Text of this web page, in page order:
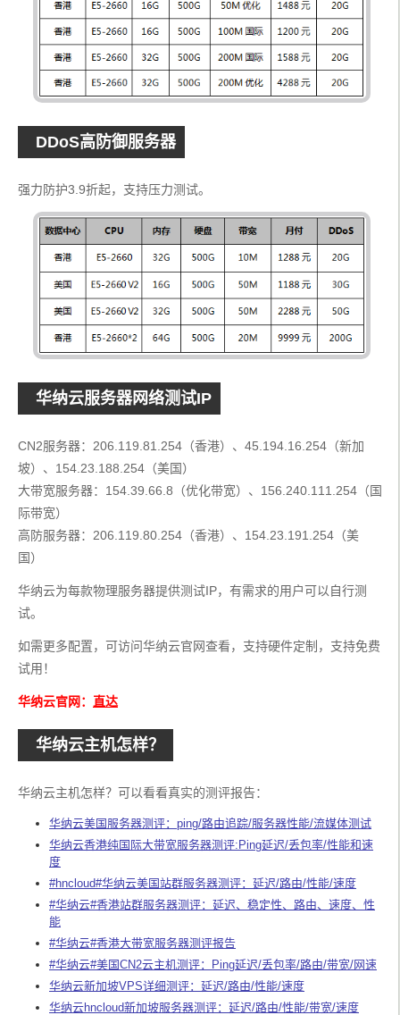
DDoS高防御服务器
强力防护3.9折起，支持压力测试。
华纳云服务器网络测试IP
CN2服务器：206.119.81.254（香港）、45.194.16.254（新加
坡）、154.23.188.254（美国）
大带宽服务器：154.39.66.8（优化带宽）、156.240.111.254（国
际带宽）
高防服务器：206.119.80.254（香港）、154.23.191.254（美
国）
华纳云为每款物理服务器提供测试IP，有需求的用户可以自行测
试。
如需更多配置，可访问华纳云官网查看，支持硬件定制，支持免费
试用！
华纳云官网： 直达
华纳云主机怎样？
华纳云主机怎样？可以看看真实的测评报告：
华纳云美国服务器测评：ping/路由追踪/服务器性能/流媒体测试
华纳云香港纯国际大带宽服务器测评:Ping延迟/丢包率/性能和速
度
#hncloud#华纳云美国站群服务器测评：延迟/路由/性能/速度
#华纳云#香港站群服务器测评：延迟、稳定性、路由、速度、性
能
#华纳云#香港大带宽服务器测评报告
#华纳云#美国CN2云主机测评：Ping延迟/丢包率/路由/带宽/网速
华纳云新加坡VPS详细测评：延迟/路由/性能/速度
华纳云hncloud新加坡服务器测评：延迟/路由/性能/带宽/速度